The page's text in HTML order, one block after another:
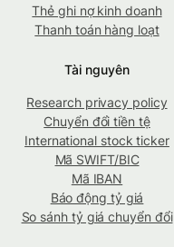
Thẻ ghi nợ kinh doanh
Thanh toán hàng loạt
Tài nguyên
Research privacy policy
Chuyển đổi tiền tệ
International stock ticker
Mã SWIFT/BIC
Mã IBAN
Báo động tỷ giá
So sánh tỷ giá chuyển đổi